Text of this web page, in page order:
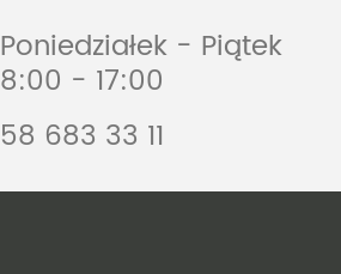
Poniedziałek - Piątek
8:00 - 17:00
58 683 33 11